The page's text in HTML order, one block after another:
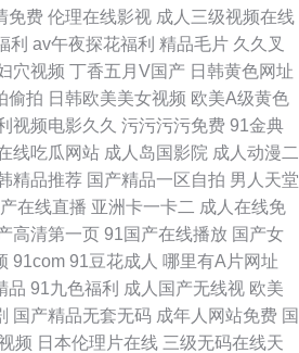
免费 伦理在线影视 成人三级视频在线
利 av午夜探花福利 精品毛片 久久叉
穴视频 丁香五月V国产 日韩黄色网址
偷拍 日韩欧美美女视频 欧美A级黄色
视频电影久久 污污污污免费 91金典
线吃瓜网站 成人岛国影院 成人动漫二
精品推荐 国产精品一区自拍 男人天堂
在线直播 亚洲卡一卡二 成人在线免
高清第一页 91国产在线播放 国产女
91com 91豆花成人 哪里有A片网址
品 91九色福利 成人国产无线视 欧美
国产精品无套无码 成年人网站免费 国
频 日本伦理片在线 三级无码在线天